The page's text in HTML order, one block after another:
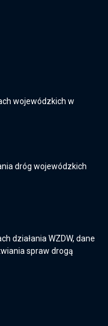
wojewódzkich w
dróg wojewódzkich
działania WZDW, dane
spraw drogą